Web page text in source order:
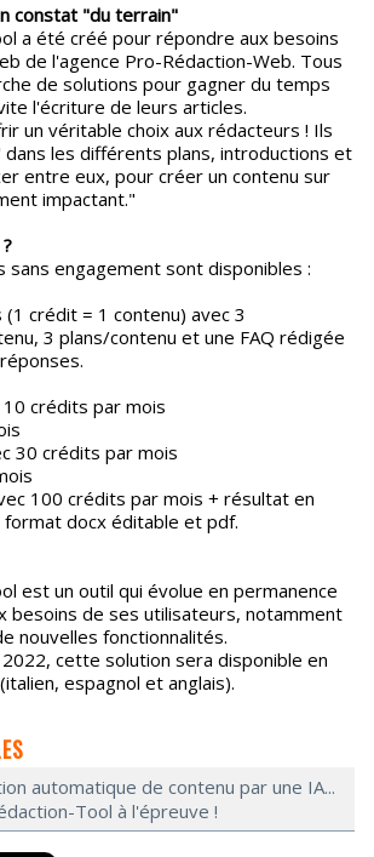
constat "du terrain"
a été créé pour répondre aux besoins
de l'agence Pro-Rédaction-Web. Tous
de solutions pour gagner du temps
l'écriture de leurs articles.
un véritable choix aux rédacteurs ! Ils
les différents plans, introductions et
entre eux, pour créer un contenu sur
impactant."
sans engagement sont disponibles :
crédit = 1 contenu) avec 3
3 plans/contenu et une FAQ rédigée
crédits par mois
30 crédits par mois
100 crédits par mois + résultat en
docx éditable et pdf.
est un outil qui évolue en permanence
besoins de ses utilisateurs, notamment
nouvelles fonctionnalités.
2022, cette solution sera disponible en
espagnol et anglais).
automatique de contenu par une IA...
Tool à l'épreuve !